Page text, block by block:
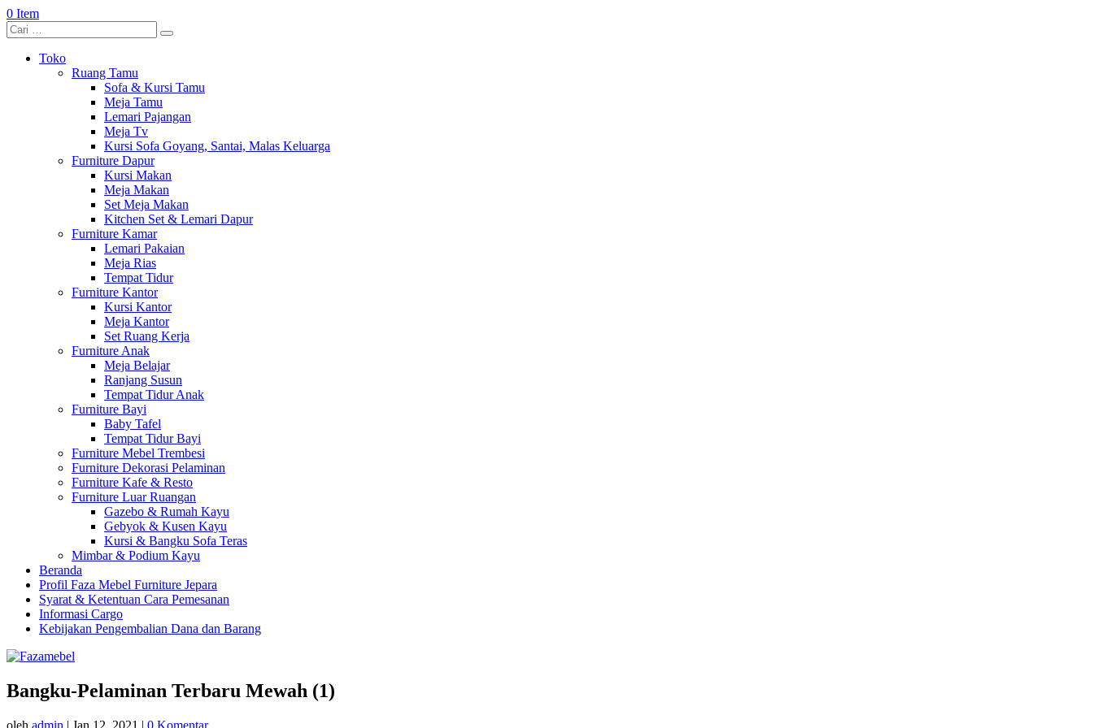
0 Item
Toko
Ruang Tamu
Sofa & Kursi Tamu
Meja Tamu
Lemari Pajangan
Meja Tv
Kursi Sofa Goyang, Santai, Malas Keluarga
Furniture Dapur
Kursi Makan
Meja Makan
Set Meja Makan
Kitchen Set & Lemari Dapur
Furniture Kamar
Lemari Pakaian
Meja Rias
Tempat Tidur
Furniture Kantor
Kursi Kantor
Meja Kantor
Set Ruang Kerja
Furniture Anak
Meja Belajar
Ranjang Susun
Tempat Tidur Anak
Furniture Bayi
Baby Tafel
Tempat Tidur Bayi
Furniture Mebel Trembesi
Furniture Dekorasi Pelaminan
Furniture Kafe & Resto
Furniture Luar Ruangan
Gazebo & Rumah Kayu
Gebyok & Kusen Kayu
Kursi & Bangku Sofa Teras
Mimbar & Podium Kayu
Beranda
Profil Faza Mebel Furniture Jepara
Syarat & Ketentuan Cara Pemesanan
Informasi Cargo
Kebijakan Pengembalian Dana dan Barang
Bangku-Pelaminan Terbaru Mewah (1)
oleh admin | Jan 12, 2021 | 0 Komentar